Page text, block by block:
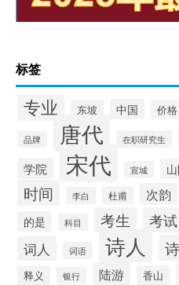
标签
专业 东坡 中国 价格
品牌 唐代 在职研究生
学院 宋代 宣城
时间 李白 杜甫 次韵
的是 科目 考生 考试
词人 词语 诗人
释义 银行 陆游 香山